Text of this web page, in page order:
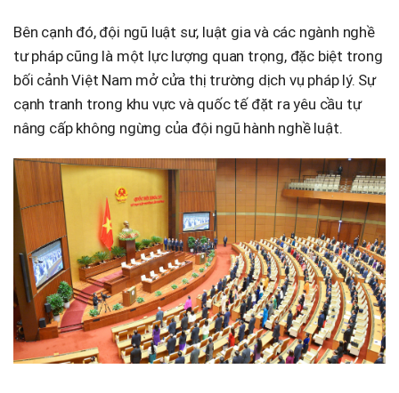
Bên cạnh đó, đội ngũ luật sư, luật gia và các ngành nghề
tư pháp cũng là một lực lượng quan trọng, đặc biệt trong
bối cảnh Việt Nam mở cửa thị trường dịch vụ pháp lý. Sự
cạnh tranh trong khu vực và quốc tế đặt ra yêu cầu tự
nâng cấp không ngừng của đội ngũ hành nghề luật.